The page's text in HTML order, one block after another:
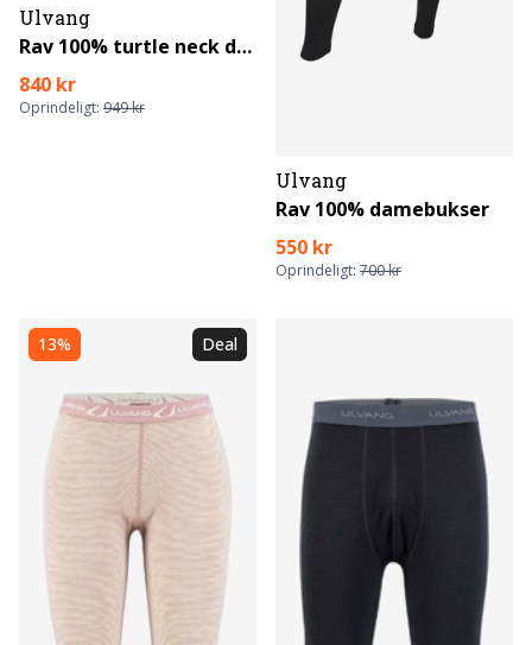
Ulvang
Rav 100% turtle neck dame
840 kr
Oprindeligt: 949 kr
Ulvang
Rav 100% damebukser
550 kr
Oprindeligt: 700 kr
13% Deal